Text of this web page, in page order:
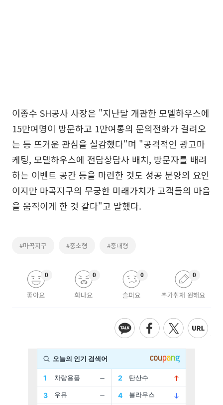
이종수 SH공사 사장은 "지난달 개관한 모델하우스에
15만여명이 방문하고 1만여통의 문의전화가 걸려오
는 등 뜨거운 관심을 실감했다"며 "공격적인 광고마
케팅, 모델하우스에 전담상담사 배치, 방문자를 배려
하는 이벤트 공간 등을 마련한 것도 성공 분양의 요인
이지만 마곡지구의 무궁한 미래가치가 고객들의 마음
을 움직이게 한 것 같다"고 말했다.
#마곡지구 #중소형 #중대형
좋아요
0
화나요
0
슬퍼요
0
추가취재 원해요
0